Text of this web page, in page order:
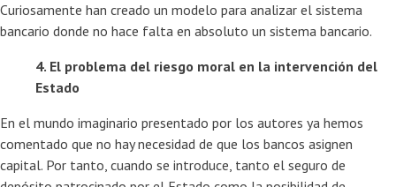
Curiosamente han creado un modelo para analizar el sistema
bancario donde no hace falta en absoluto un sistema bancario.
4. El problema del riesgo moral en la intervención del
Estado
En el mundo imaginario presentado por los autores ya hemos
comentado que no hay necesidad de que los bancos asignen
capital. Por tanto, cuando se introduce, tanto el seguro de